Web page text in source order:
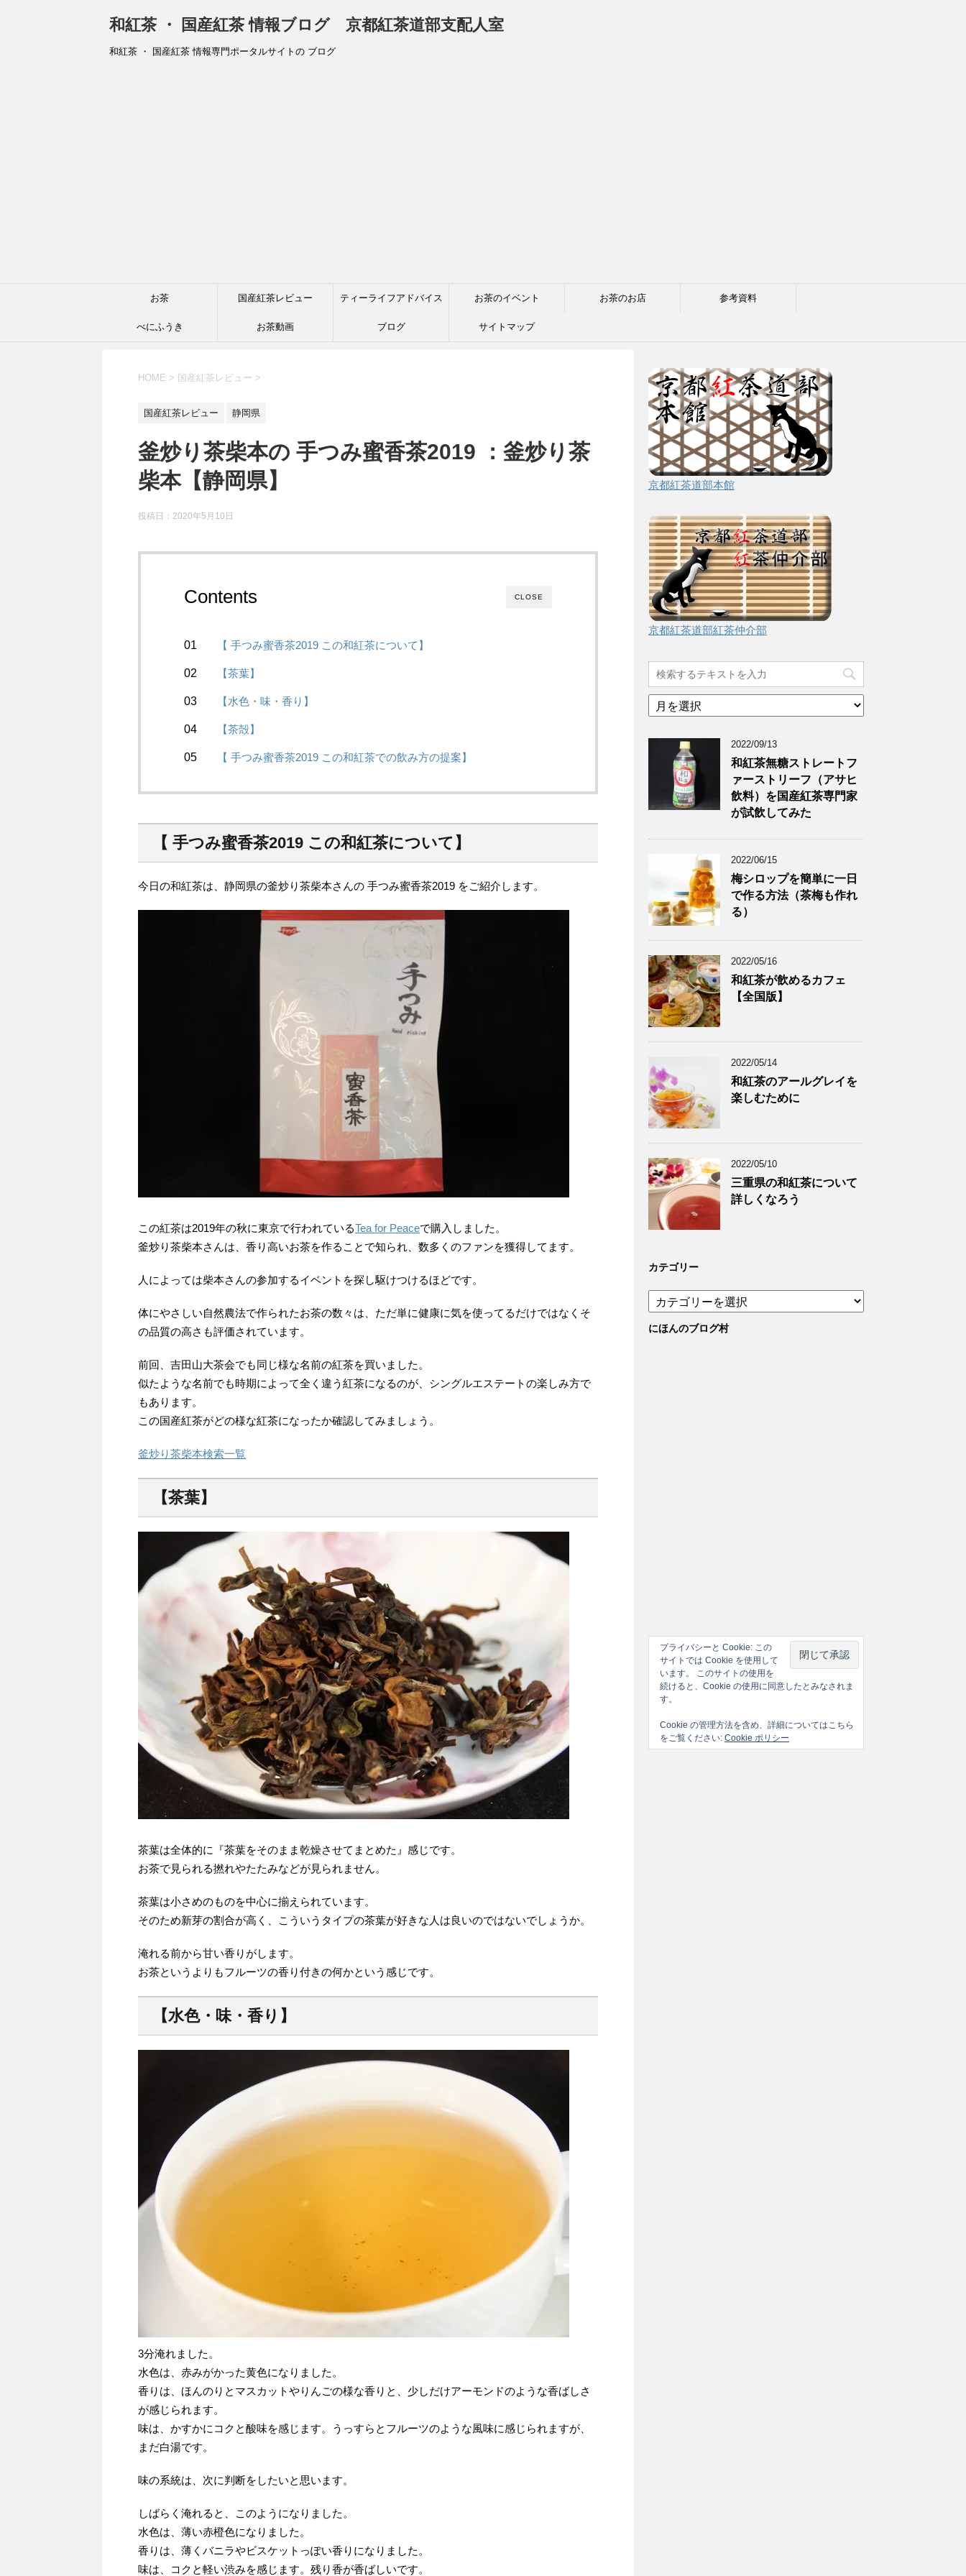
和紅茶 ・ 国産紅茶 情報ブログ 京都紅茶道部支配人室
和紅茶 ・ 国産紅茶 情報専門ポータルサイトの ブログ
お茶 国産紅茶レビュー ティーライフアドバイス お茶のイベント お茶のお店 参考資料
べにふうき お茶動画 ブログ サイトマップ
HOME > 国産紅茶レビュー >
国産紅茶レビュー 静岡県
釜炒り茶柴本の 手つみ蜜香茶2019 ：釜炒り茶
柴本【静岡県】
投稿日：2020年5月10日
CLOSE
Contents
【 手つみ蜜香茶2019 この和紅茶について】
【茶葉】
【水色・味・香り】
【茶殻】
【 手つみ蜜香茶2019 この和紅茶での飲み方の提案】
【 手つみ蜜香茶2019 この和紅茶について】
今日の和紅茶は、静岡県の釜炒り茶柴本さんの 手つみ蜜香茶2019 をご紹介します。
この紅茶は2019年の秋に東京で行われているTea for Peaceで購入しました。
釜炒り茶柴本さんは、香り高いお茶を作ることで知られ、数多くのファンを獲得してます。
人によっては柴本さんの参加するイベントを探し駆けつけるほどです。
体にやさしい自然農法で作られたお茶の数々は、ただ単に健康に気を使ってるだけではなくそ
の品質の高さも評価されています。
前回、吉田山大茶会でも同じ様な名前の紅茶を買いました。
似たような名前でも時期によって全く違う紅茶になるのが、シングルエステートの楽しみ方で
もあります。
この国産紅茶がどの様な紅茶になったか確認してみましょう。
釜炒り茶柴本検索一覧
【茶葉】
茶葉は全体的に『茶葉をそのまま乾燥させてまとめた』感じです。
お茶で見られる撚れやたたみなどが見られません。
茶葉は小さめのものを中心に揃えられています。
そのため新芽の割合が高く、こういうタイプの茶葉が好きな人は良いのではないでしょうか。
淹れる前から甘い香りがします。
お茶というよりもフルーツの香り付きの何かという感じです。
【水色・味・香り】
3分淹れました。
水色は、赤みがかった黄色になりました。
香りは、ほんのりとマスカットやりんごの様な香りと、少しだけアーモンドのような香ばしさ
が感じられます。
味は、かすかにコクと酸味を感じます。うっすらとフルーツのような風味に感じられますが、
まだ白湯です。
味の系統は、次に判断をしたいと思います。
しばらく淹れると、このようになりました。
水色は、薄い赤橙色になりました。
香りは、薄くバニラやビスケットっぽい香りになりました。
味は、コクと軽い渋みを感じます。残り香が香ばしいです。
京都紅茶道部本館
京都紅茶道部紅茶仲介部
ア
ー
2022/09/13
和紅茶無糖ストレートフ
ァーストリーフ（アサヒ
飲料）を国産紅茶専門家
が試飲してみた
2022/06/15
梅シロップを簡単に一日
で作る方法（茶梅も作れ
る）
2022/05/16
和紅茶が飲めるカフェ
【全国版】
2022/05/14
和紅茶のアールグレイを
楽しむために
2022/05/10
三重県の和紅茶について
詳しくなろう
カテゴリー
テ
ゴ
にほんのブログ村
プライバシーと Cookie: この
サイトでは Cookie を使用して
います。 このサイトの使用を
続けると、Cookie の使用に同意したとみなされま
す。
Cookie の管理方法を含め、詳細についてはこちら
をご覧ください: Cookie ポリシー